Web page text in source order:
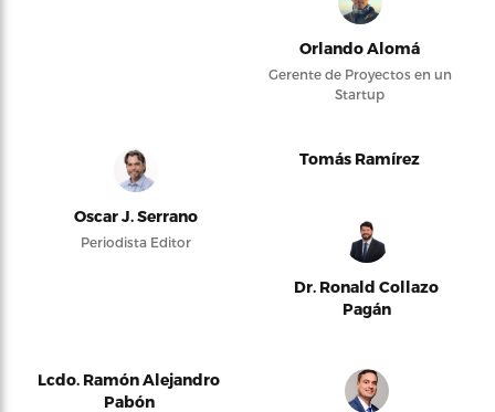
Orlando Alomá
Gerente de Proyectos en un
Startup
Oscar J. Serrano
Periodista Editor
Tomás Ramírez
Dr. Ronald Collazo
Pagán
Lcdo. Ramón Alejandro
Pabón